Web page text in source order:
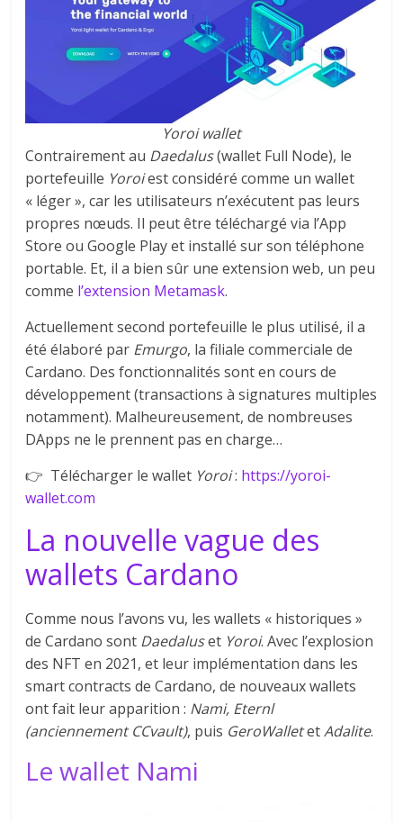
Yoroi wallet
Contrairement au Daedalus(wallet Full Node), le
portefeuille Yoroiest considéré comme un wallet
« léger », car les utilisateurs n’exécutent pas leurs
propres nœuds. Il peut être téléchargé via l’App
Store ou Google Play et installé sur son téléphone
portable. Et, il a bien sûr une extension web, un peu
comme l’extension Metamask.
Actuellement second portefeuille le plus utilisé, il a
été élaboré par Emurgo, la filiale commerciale de
Cardano. Des fonctionnalités sont en cours de
développement (transactions à signatures multiples
notamment). Malheureusement, de nombreuses
DApps ne le prennent pas en charge…
👉 Télécharger le wallet Yoroi: https://yoroi-
wallet.com
La nouvelle vague des
wallets Cardano
Comme nous l’avons vu, les wallets « historiques »
de Cardano sont Daedaluset Yoroi. Avec l’explosion
des NFT en 2021, et leur implémentation dans les
smart contracts de Cardano, de nouveaux wallets
ont fait leur apparition : Nami, Eternl
(anciennement CCvault), puis GeroWalletetAdalite.
Le wallet Nami